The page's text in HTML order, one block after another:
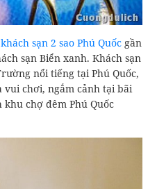
khách sạn 2 sao Phú Quốc gần
sạn Biển xanh. Khách sạn
nổi tiếng tại Phú Quốc,
chơi, ngắm cảnh tại bãi
khu chợ đêm Phú Quốc